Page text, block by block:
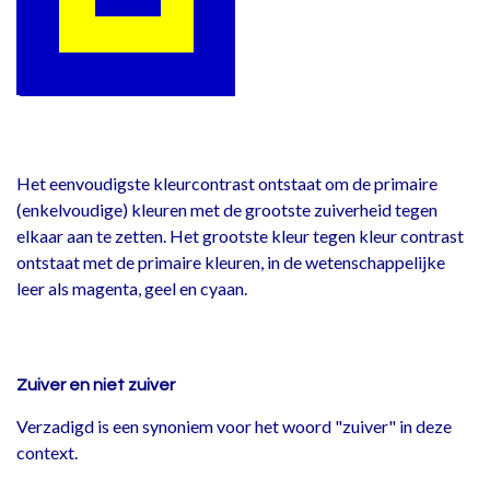
Het eenvoudigste kleurcontrast ontstaat om de primaire
(enkelvoudige) kleuren met de grootste zuiverheid tegen
elkaar aan te zetten. Het grootste kleur tegen kleur contrast
ontstaat met de primaire kleuren, in de wetenschappelijke
leer als magenta, geel en cyaan.
Zuiver en niet zuiver
Verzadigd is een synoniem voor het woord "zuiver" in deze
context.